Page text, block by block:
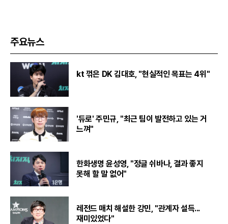
주요뉴스
kt 꺾은 DK 김대호, "현실적인 목표는 4위"
'듀로' 주민규, "최근 팀이 발전하고 있는 거
느껴"
한화생명 윤성영, "정글 쉬바나, 결과 좋지
못해 할 말 없어"
레전드 매치 해설한 강민, "관계자 설득...
재미있었다"